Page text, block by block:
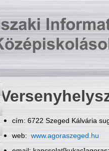
cím: 6722 Szeged Kálvária
web: www.agoraszeged.hu